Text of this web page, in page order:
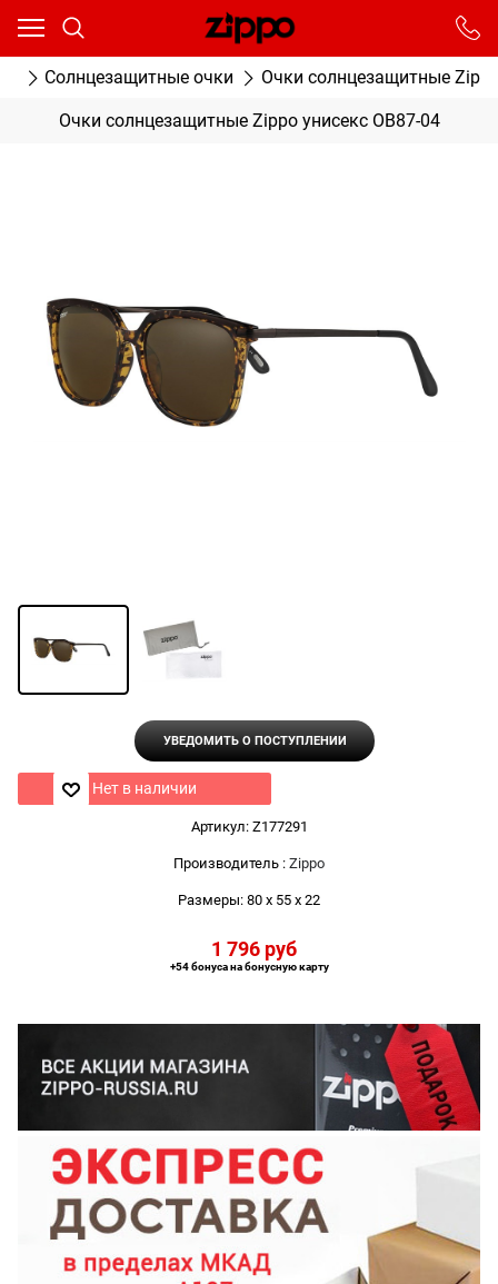
Солнцезащитные очки Очки солнцезащитные
Очки солнцезащитные Zippo унисекс OB87-04
УВЕДОМИТЬ О ПОСТУПЛЕНИИ
Нет в наличии
Артикул: Z177291
Производитель : Zippo
Размеры: 80 x 55 x 22
1 796 руб
+54 бонуса на бонусную карту
Ваш город - Москва,
От выбранного города зависят сроки доставки